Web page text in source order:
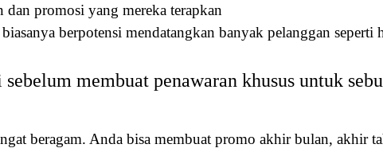
promosi yang mereka terapkan
berpotensi mendatangkan banyak pelanggan seperti
membuat penawaran khusus untuk
beragam. Anda bisa membuat promo akhir bulan, akhir